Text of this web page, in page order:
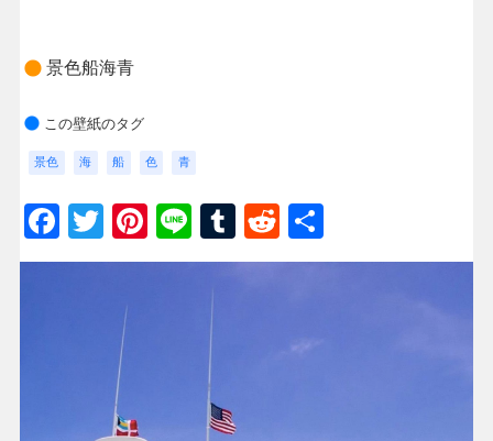
景色船海青
この壁紙のタグ
景色 海 船 色 青
Facebook
Twitter
Pinterest
LineTumblr
Reddit
有